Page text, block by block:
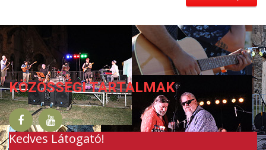
KÖZÖSSÉGI TARTALMAK
Kedves Látogató!